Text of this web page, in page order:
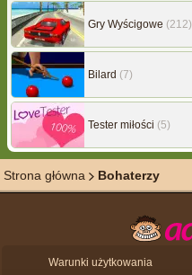
Gry Wyścigowe (212)
Bilard (7)
Tester miłości (5)
Strona główna Bohaterzy
Warunki użytkowania